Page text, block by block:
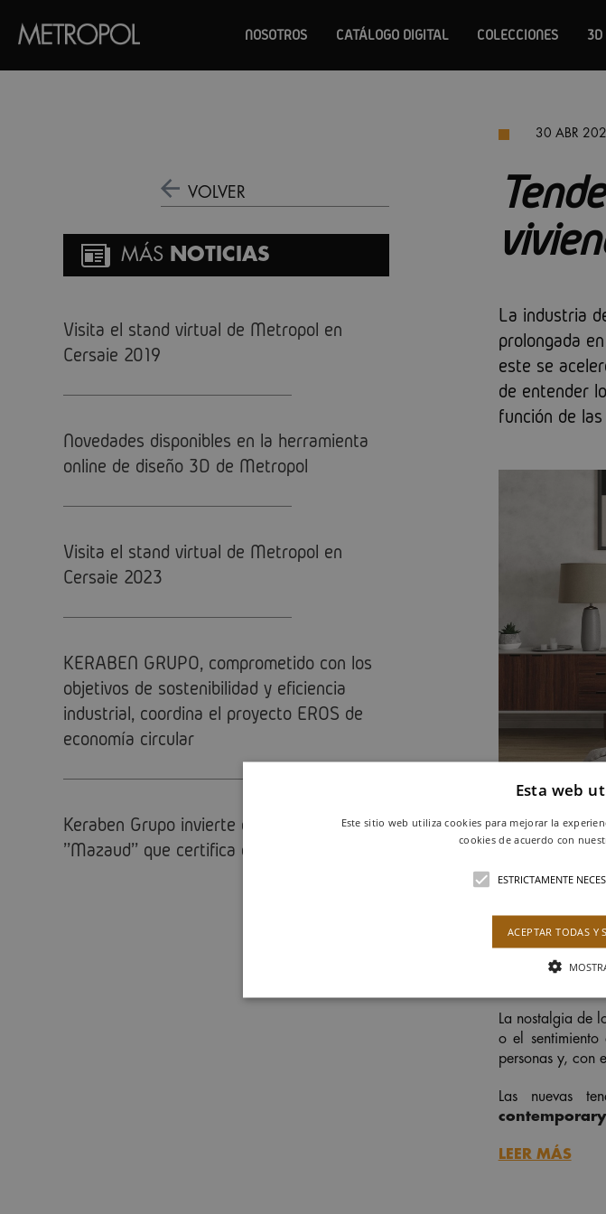
NOSOTROS CATÁLOGO DIGITAL COLECCIONES 3D
VOLVER
MÁS NOTICIAS
Visita el stand virtual de Metropol en
Cersaie 2019
Novedades disponibles en la herramienta
online de diseño 3D de Metropol
Visita el stand virtual de Metropol en
Cersaie 2023
KERABEN GRUPO, comprometido con los
objetivos de sostenibilidad y eficiencia
industrial, coordina el proyecto EROS de
economía circular
Keraben Grupo invierte en la máquina
''Mazaud'' que certifica el sello QB UPEC
30 ABR
La industria
prolongada
este se
de entender
función de
La nostalgia de
o el sentimiento
personas y, con
Las nuevas
LEER MÁS
Esta web
Este sitio web utiliza cookies para mejorar la
cookies de acuerdo con
ESTRICTAMENTE
ACEPTAR TODAS Y